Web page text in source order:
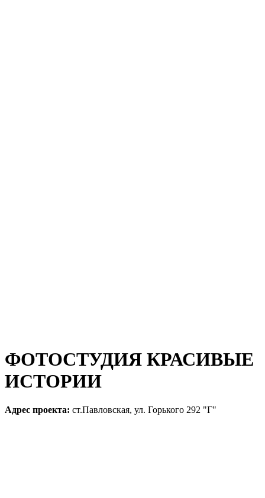
ФОТОСТУДИЯ КРАСИВЫЕ
ИСТОРИИ
Адрес проекта: ст.Павловская, ул. Горького 292 "Г"